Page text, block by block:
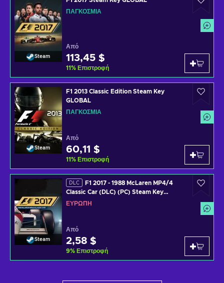
Steam
ΠΑΓΚΌΣΜΙΑ
Από
113,45 $
11% Επιστροφή
Steam
F1 2013 Classic Edition Steam Key
GLOBAL
ΠΑΓΚΌΣΜΙΑ
Από
60,11 $
11% Επιστροφή
Steam
DLC
F1 2017 - 1988 McLaren MP4/4
Classic Car (DLC) (PC) Steam Key
EUROPE
ΕΥΡΏΠΗ
Από
2,58 $
9% Επιστροφή